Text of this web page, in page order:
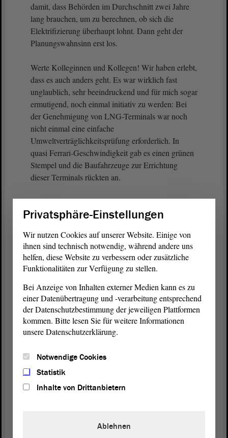
damit, dass Behörden im Durchschnitt zwei Jahre
lang brauchen, um zu berechnen, ob sich die
Elektrifizierung überhaupt lohnt. Dann geht der
Planungswahnsinn erst los.
Werte Kolleginnen und Kollegen! Wir haben erlebt,
dass es auch anders geht. Es war wirklich fast
unglaublich, sehr beeindruckend und für mich sogar
ermutigend, noch einmal initiativ zu werden: Bei
der Genehmigung von LNG-Terminals war noch
nicht einmal eine einfache
Umweltverträglichkeitsprüfung erforderlich. In
quasi Ferrari-Geschwindigkeit gab es einen grünen
Stempel und die Baufahrzeuge zur Errichtung
dieser Terminals rückten an.
(Guido Heuer, CDU: Doppelmoral!)
Wohlstand durch unsere Wettbewerbsfähigkeit,
wollen wir unserenSozialstaat , unsere
internationale Wettbewerbsfähigkeit behalten,
müssen wir eher solche Verfahren haben wie beim
Bau von LNG-Terminals als solche, wie wir uns
jetzt zumuten.
(Zustimmung von Andreas Schumann, CDU, und
von Kathrin Tarricone, FDP)
Deswegen müssen wir, und zwar dringend und
sofort, die Planungs- und Genehmigungsverfahren
straffen, verkürzen und so modernisieren, dass die
Privatsphäre-Einstellungen
Wir nutzen Cookies auf unserer Website. Einige von
ihnen sind technisch notwendig, während andere uns
helfen, diese Website zu verbessern oder zusätzliche
Funktionalitäten zur Verfügung zu stellen.
Bei Anzeige von Inhalten externer Medien kann es zu
einer Datenübertragung und -verarbeitung entsprechend
der Datenschutzbestimmung der jeweiligen Plattformen
kommen. Bitte lesen Sie für weitere Informationen
unsere Datenschutzerklärung.
Notwendige Cookies
Statistik
Inhalte von Drittanbietern
Ablehnen